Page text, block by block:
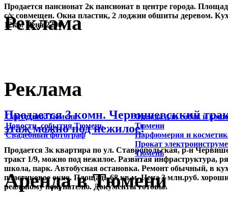
Продается пансионат 2к пансионат в центре города.
с/у совмещен. Окна пластик, 2 лоджии обшиты деревом.
12кв. Цена 2200
Продается 3 комн. Червишевсккий
этаж можно под нежилое!
Продается 3к квартира по ул. Ставропольская, р-н
тракт 1/9, можно под нежилое. Развитая инфраструктура,
школа, парк. Автобусная остановка. Ремонт обычный, в
пластиковое окно. Площадь 68 кв м. Цена 3 млн.руб.
реальному покупателю. Документы готовы.
Реклама
Реклама
Сантехник Тюмень
Новости, события Тюмень
Свадебный фотограф
Одежда для собак и
Тюмени
Парфюмерия и
Прокат
Тюмень
Аренда в Тюмени